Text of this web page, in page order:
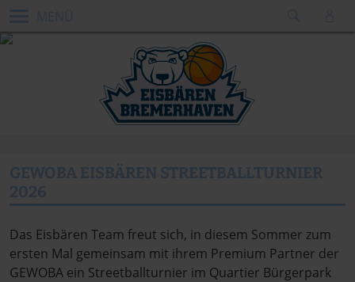
Das Eisbären Team freut sich, in diesem Sommer zum
ersten Mal gemeinsam mit ihrem Premium Partner der
GEWOBA ein Streetballturnier im Quartier Bürgerpark